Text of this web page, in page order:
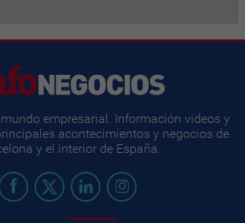
empresarial. Información videos y
acontecimientos y negocios de
y el interior de España.